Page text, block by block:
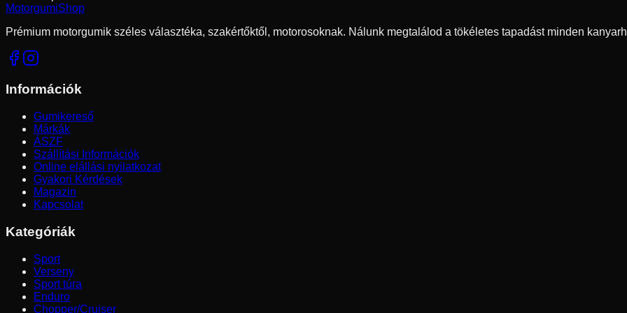
MotorgumiShop
Prémium motorgumik széles választéka, szakértőktől, motorosoknak. Nálunk megtalálod a tökéletes tapadást minden
Információk
Gumikereső
Márkák
ÁSZF
Szállítási Információk
Online elállási nyilatkozat
Gyakori Kérdések
Magazin
Kapcsolat
Kategóriák
Sport
Verseny
Sport túra
Enduro
Chopper/Cruiser